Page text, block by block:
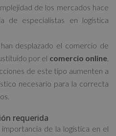
de los mercados hace
de especialistas en logística
han desplazado el comercio de
por el comercio online
de este tipo aumenten a
necesario para la correcta
requerida
de la logística en el